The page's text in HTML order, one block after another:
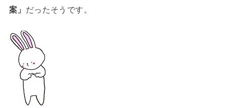
案」 だったそうです。